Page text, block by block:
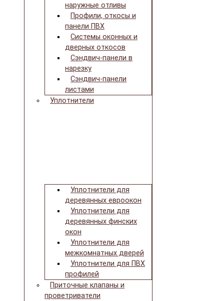
наружные отливы
Профили, откосы и
панели ПВХ
Системы оконных и
дверных откосов
Сэндвич-панели в
нарезку
Сэндвич-панели
листами
Уплотнители
Уплотнители для
деревянных евроокон
Уплотнители для
деревянных финских
окон
Уплотнители для
межкомнатных дверей
Уплотнители для ПВХ
профилей
Приточные клапаны и
проветриватели